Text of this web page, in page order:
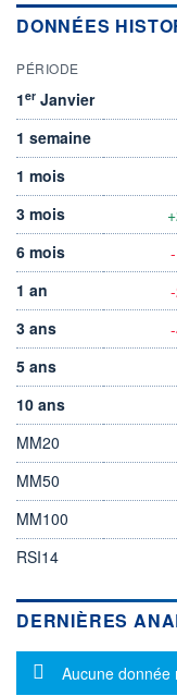
DONNÉES
PÉRIODE
1er Janvier
1 semaine
1 mois
3 mois
6 mois
1 an
3 ans
5 ans
10 ans
MM20
MM50
MM100
RSI14
DERNIÈRES
Message
Aucune donnée